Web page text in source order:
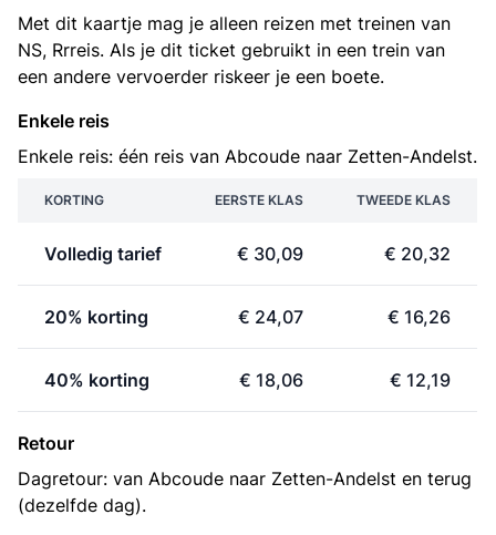
Met dit kaartje mag je alleen reizen met treinen van
NS, Rrreis. Als je dit ticket gebruikt in een trein van
een andere vervoerder riskeer je een boete.
Enkele reis
Enkele reis: één reis van Abcoude naar Zetten-Andelst.
KORTING EERSTE KLAS TWEEDE KLAS
Volledig tarief € 30,09 € 20,32
20% korting € 24,07 € 16,26
40% korting € 18,06 € 12,19
Retour
Dagretour: van Abcoude naar Zetten-Andelst en terug
(dezelfde dag).